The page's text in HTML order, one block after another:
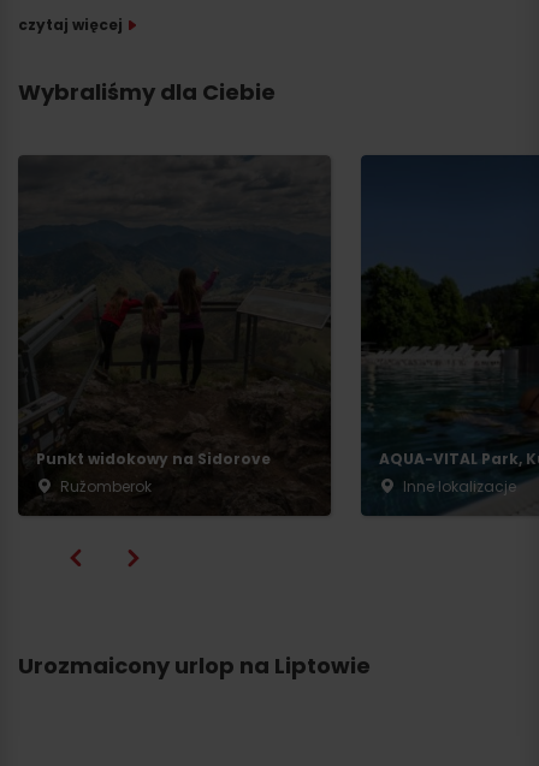
czytaj więcej
Wybraliśmy dla Ciebie
Punkt widokowy na Sidorove
Ružomberok
AQUA-VITAL Park,
Inne lokalizacje
Urozmaicony urlop na Liptowie